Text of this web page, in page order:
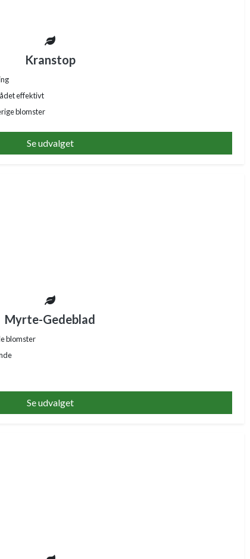
Kranstop
effektivt
blomster
Se udvalget
Myrte-Gedeblad
blomster
Se udvalget